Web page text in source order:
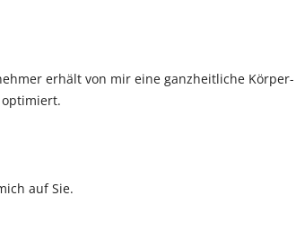
erhält von mir eine ganzheitliche
auf Sie.